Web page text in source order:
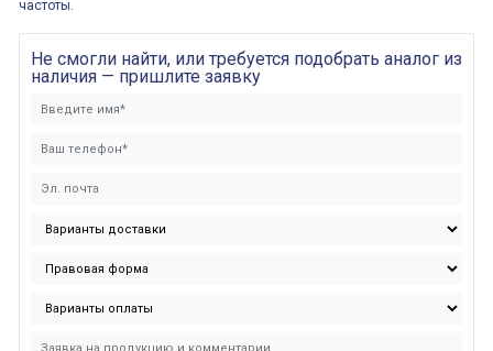
частоты.
Не смогли найти, или требуется подобрать аналог из
наличия — пришлите заявку